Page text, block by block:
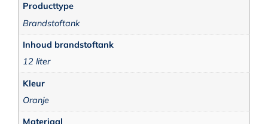
Producttype
Brandstoftank
Inhoud brandstoftank
12 liter
Kleur
Oranje
Materiaal